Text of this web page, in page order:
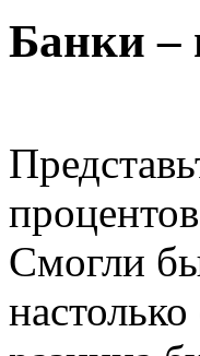
Банки –
Смогли